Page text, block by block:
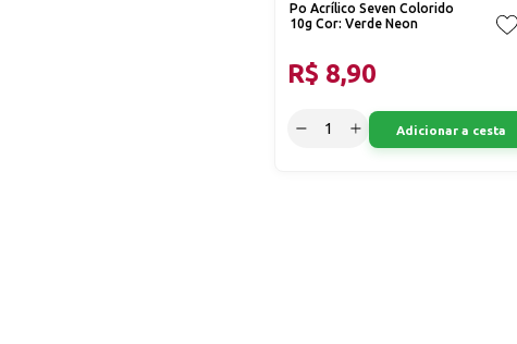
Po Acrílico Seven Colorido
10g Cor: Verde Neon
R$ 8,90
Adicionar a cesta